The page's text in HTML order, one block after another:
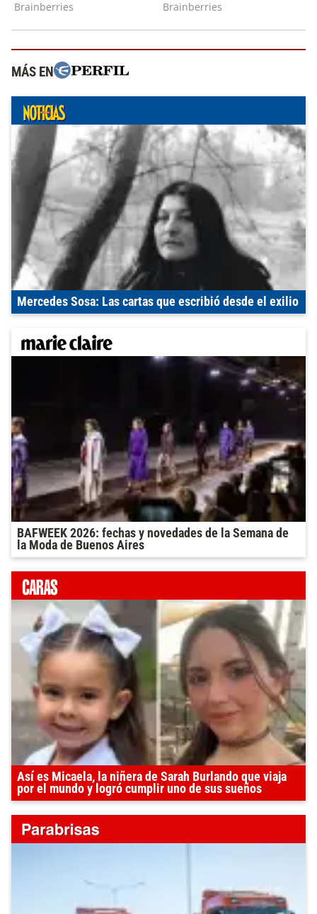
MÁS EN
Mercedes Sosa: Las cartas que escribió desde el exilio
BAFWEEK 2026: fechas y novedades de la Semana de
la Moda de Buenos Aires
Así es Micaela, la niñera de Sarah Burlando que viaja
por el mundo y logró cumplir uno de sus sueños